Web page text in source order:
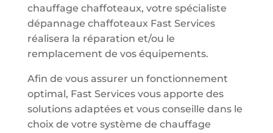
chauffage chaffoteaux, votre spécialiste
dépannage chaffoteaux Fast Services
réalisera la réparation et/ou le
remplacement de vos équipements.
Afin de vous assurer un fonctionnement
optimal, Fast Services vous apporte des
solutions adaptées et vous conseille dans le
choix de votre système de chauffage